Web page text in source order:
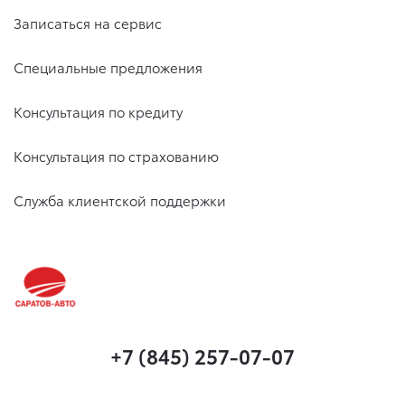
Записаться на сервис
Специальные предложения
Консультация по кредиту
Консультация по страхованию
Служба клиентской поддержки
+7 (845) 257-07-07